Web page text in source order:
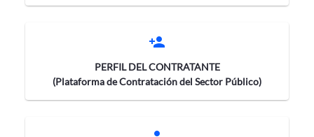
person_add
PERFIL DEL CONTRATANTE
(Plataforma de Contratación del Sector Público)